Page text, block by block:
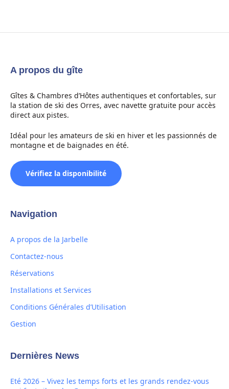
A propos du gîte
Gîtes & Chambres d’Hôtes authentiques et confortables, sur
la station de ski des Orres, avec navette gratuite pour accès
direct aux pistes.
Idéal pour les amateurs de ski en hiver et les passionnés de
montagne et de baignades en été.
Vérifiez la disponibilité
Navigation
A propos de la Jarbelle
Contactez-nous
Réservations
Installations et Services
Conditions Générales d’Utilisation
Gestion
Dernières News
Eté 2026 – Vivez les temps forts et les grands rendez-vous